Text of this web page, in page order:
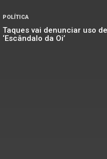
POLÍTICA
Taques vai denunciar uso
‘Escândalo da Oi’